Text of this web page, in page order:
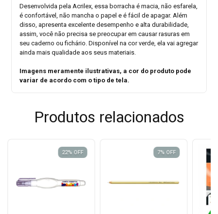
Desenvolvida pela Acrilex, essa borracha é macia, não esfarela,
é confortável, não mancha o papel e é fácil de apagar. Além
disso, apresenta excelente desempenho e alta durabilidade,
assim, você não precisa se preocupar em causar rasuras em
seu caderno ou fichário. Disponível na cor verde, ela vai agregar
ainda mais qualidade aos seus materiais.
Imagens meramente ilustrativas, a cor do produto pode
variar de acordo com o tipo de tela.
Produtos relacionados
22% OFF 7% OFF